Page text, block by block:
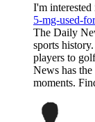
I'm interested
5-mg-used-
The Daily
sports
players to
News has
moments.